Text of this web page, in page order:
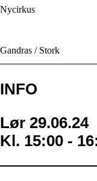
Nycirkus
Gandras / Stork
INFO
Lør 29.06.24
Kl. 15:00 -